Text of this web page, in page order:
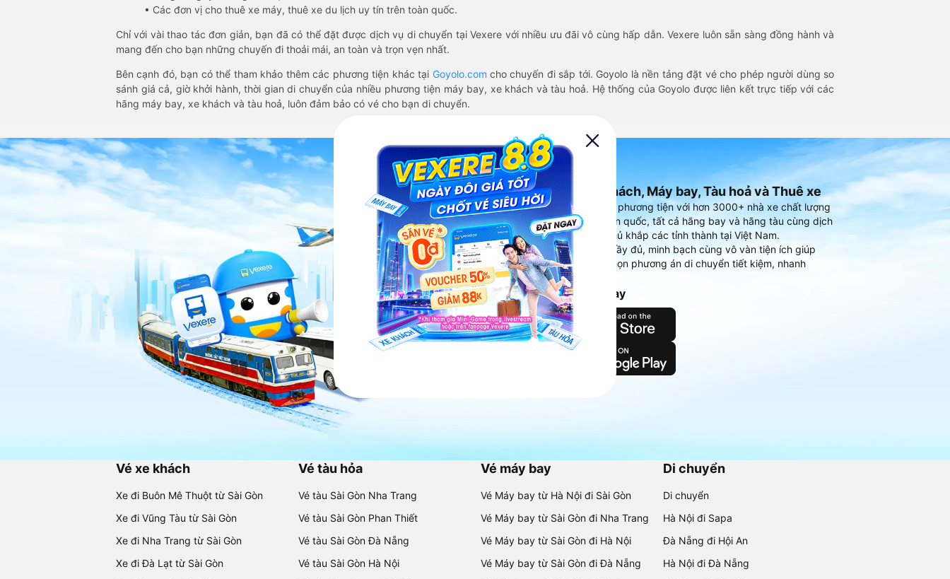
• Các đơn vị cho thuê xe máy, thuê xe du lịch uy tín trên toàn quốc.
Chỉ với vài thao tác đơn giản, bạn đã có thể đặt được dịch vụ di chuyển tại Vexere với nhiều ưu đãi vô cùng hấp dẫn. Vexere luôn sẵn sàng đồng hành và
mang đến cho bạn những chuyến đi thoải mái, an toàn và trọn vẹn nhất.
Bên cạnh đó, bạn có thể tham khảo thêm các phương tiện khác tại Goyolo.com cho chuyến đi sắp tới. Goyolo là nền tảng đặt vé cho phép người dùng so
sánh giá cả, giờ khởi hành, thời gian di chuyển của nhiều phương tiện máy bay, xe khách và tàu hoả. Hệ thống của Goyolo được liên kết trực tiếp với các
hãng máy bay, xe khách và tàu hoả, luôn đảm bảo có vé cho bạn di chuyển.
Ứng dụng đặt vé Xe khách, Máy bay, Tàu hoả và Thuê xe
Vexere - ứng dụng đặt vé đa phương tiện với hơn 3000+ nhà xe chất lượng
cao, 5000+ tuyến đường toàn quốc, tất cả hãng bay và hãng tàu cùng dịch
vụ thuê xe máy, xe du lịch phủ khắp các tỉnh thành tại Việt Nam.
Ứng dụng hiển thị thông tin đầy đủ, minh bạch cùng vô vàn tiện ích giúp
người dùng so sánh và lựa chọn phương án di chuyển tiết kiệm, nhanh
chóng và phù hợp nhất.
Tải ứng dụng Vexere ngay
Vé xe khách
Xe đi Buôn Mê Thuột từ Sài Gòn
Xe đi Vũng Tàu từ Sài Gòn
Xe đi Nha Trang từ Sài Gòn
Xe đi Đà Lạt từ Sài Gòn
Vé tàu hỏa
Vé tàu Sài Gòn Nha Trang
Vé tàu Sài Gòn Phan Thiết
Vé tàu Sài Gòn Đà Nẵng
Vé tàu Sài Gòn Hà Nội
Vé máy bay
Vé Máy bay từ Hà Nội đi Sài Gòn
Vé Máy bay từ Sài Gòn đi Nha Trang
Vé Máy bay từ Sài Gòn đi Hà Nội
Vé Máy bay từ Sài Gòn đi Đà Nẵng
Di chuyển
Di chuyển
Hà Nội đi Sapa
Đà Nẵng đi Hội An
Hà Nội đi Đà Nẵng